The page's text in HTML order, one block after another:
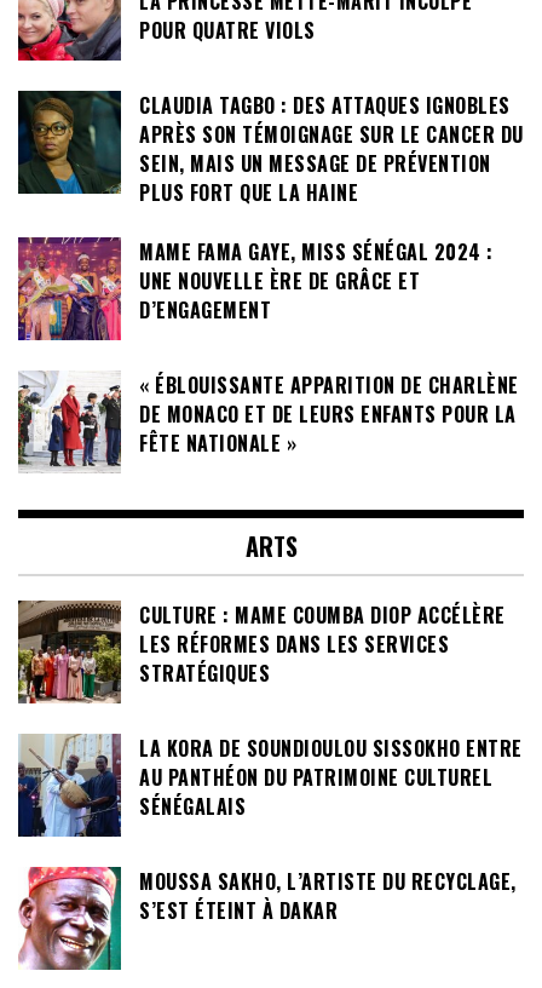
POUR QUATRE VIOLS
CLAUDIA TAGBO : DES ATTAQUES IGNOBLES
APRÈS SON TÉMOIGNAGE SUR LE CANCER DU
SEIN, MAIS UN MESSAGE DE PRÉVENTION
PLUS FORT QUE LA HAINE
MAME FAMA GAYE, MISS SÉNÉGAL 2024 :
UNE NOUVELLE ÈRE DE GRÂCE ET
D’ENGAGEMENT
« ÉBLOUISSANTE APPARITION DE CHARLÈNE
DE MONACO ET DE LEURS ENFANTS POUR LA
FÊTE NATIONALE »
ARTS
CULTURE : MAME COUMBA DIOP ACCÉLÈRE
LES RÉFORMES DANS LES SERVICES
STRATÉGIQUES
LA KORA DE SOUNDIOULOU SISSOKHO ENTRE
AU PANTHÉON DU PATRIMOINE CULTUREL
SÉNÉGALAIS
MOUSSA SAKHO, L’ARTISTE DU RECYCLAGE,
S’EST ÉTEINT À DAKAR